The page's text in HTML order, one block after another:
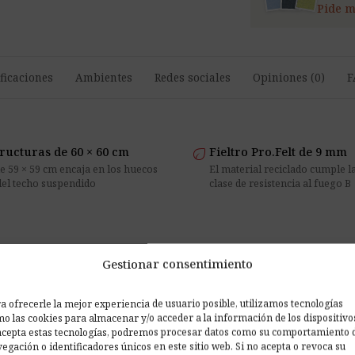
Gestionar consentimiento
ofrecerle la mejor experiencia de usuario posible, utilizamos tecnologías
las cookies para almacenar y/o acceder a la información de los
estas tecnologías, podremos procesar datos como su comportamiento
o identificadores únicos en este sitio web. Si no acepta o revoca su
Pide
Ambientes Redes sociales Opiniones (0)
de 60 × 60 cm
59 × 59 cm encaja en los huecos
techo suspendido
eco Fieltro Pro.Felt de 9 mm
El material reciclado cumple
clase de resistencia al fuego B
Pro.Felt
un formato adaptado a las